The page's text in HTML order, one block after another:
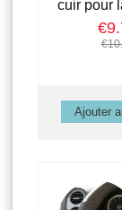
cuir pour